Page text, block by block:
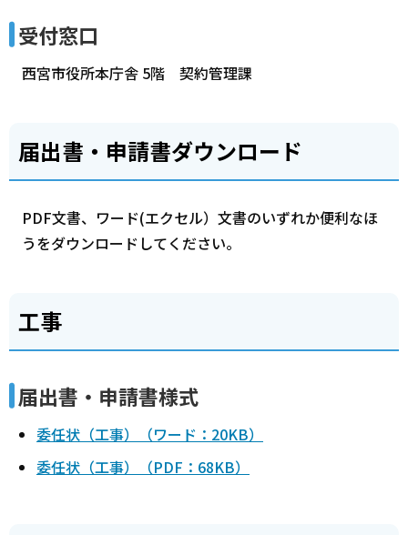
受付窓口
西宮市役所本庁舎 5階 契約管理課
届出書・申請書ダウンロード
PDF文書、ワード(エクセル）文書のいずれか便利なほ
うをダウンロードしてください。
工事
届出書・申請書様式
委任状（工事）（ワード：20KB）
委任状（工事）（PDF：68KB）